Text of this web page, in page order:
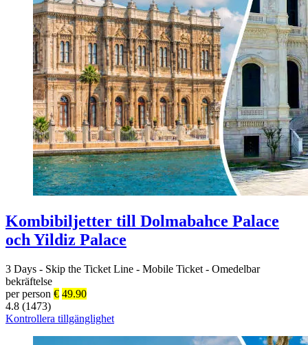
Kombibiljetter till Dolmabahce Palace
och Yildiz Palace
3 Days - Skip the Ticket Line - Mobile Ticket - Omedelbar
bekräftelse
per person € 49.90
4.8 (1473)
Kontrollera tillgänglighet